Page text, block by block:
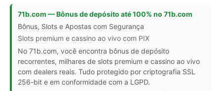
71b.com — Bônus de depósito até 100% no 71b.com
Bônus, Slots e Apostas com Segurança
Slots premium e cassino ao vivo com PIX
No 71b.com, você encontra bônus de depósito
recorrentes, milhares de slots premium e cassino ao vivo
com dealers reais. Tudo protegido por criptografia SSL
256-bit e em conformidade com a LGPD.